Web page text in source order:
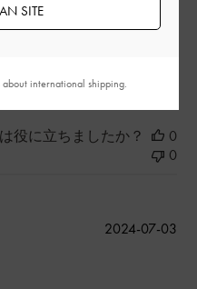
った
役に立ちましたか？
0
0
公
2024-07-03
SITE
international shipping.